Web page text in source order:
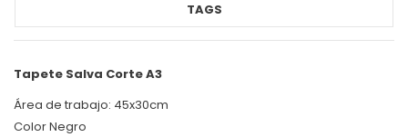
TAGS
Tapete Salva Corte A3
Área de trabajo: 45x30cm
Color Negro